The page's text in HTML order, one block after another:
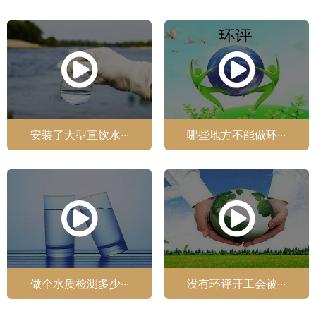
安装了大型直饮水··· 哪些地方不能做环···
做个水质检测多少··· 没有环评开工会被···